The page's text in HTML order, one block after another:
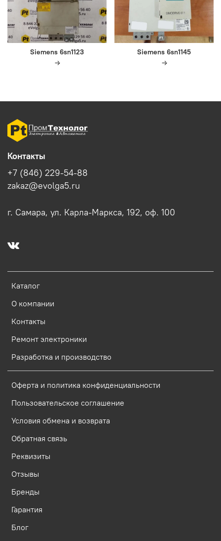
Siemens 6sn1123 Siemens 6sn1145
Каталог
О компании
Контакты
Ремонт электроники
Разработка и производство
Оферта и политика конфиденциальности
Пользовательское соглашение
Условия обмена и возврата
Обратная связь
Реквизиты
Отзывы
Бренды
Гарантия
Блог
Контакты
+7 (846) 229-54-88
zakaz@evolga5.ru
г. Самара, ул. Карла-Маркса, 192, оф. 100